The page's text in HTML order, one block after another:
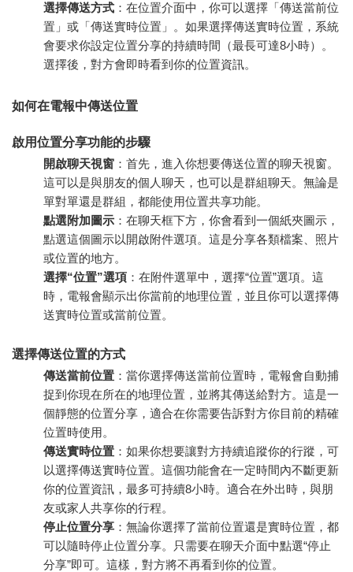
選擇傳送方式 ：在位置介面中，你可以選擇「傳送當前位
置」或「傳送實時位置」。如果選擇傳送實時位置，系統
會要求你設定位置分享的持續時間（最長可達8小時）。
選擇後，對方會即時看到你的位置資訊。
如何在電報中傳送位置
啟用位置分享功能的步驟
開啟聊天視窗 ：首先，進入你想要傳送位置的聊天視窗。
這可以是與朋友的個人聊天，也可以是群組聊天。無論是
單對單還是群組，都能使用位置共享功能。
點選附加圖示 ：在聊天框下方，你會看到一個紙夾圖示，
點選這個圖示以開啟附件選項。這是分享各類檔案、照片
或位置的地方。
選擇“位置”選項 ：在附件選單中，選擇“位置”選項。這
時，電報會顯示出你當前的地理位置，並且你可以選擇傳
送實時位置或當前位置。
選擇傳送位置的方式
傳送當前位置 ：當你選擇傳送當前位置時，電報會自動捕
捉到你現在所在的地理位置，並將其傳送給對方。這是一
個靜態的位置分享，適合在你需要告訴對方你目前的精確
位置時使用。
傳送實時位置 ：如果你想要讓對方持續追蹤你的行蹤，可
以選擇傳送實時位置。這個功能會在一定時間內不斷更新
你的位置資訊，最多可持續8小時。適合在外出時，與朋
友或家人共享你的行程。
停止位置分享 ：無論你選擇了當前位置還是實時位置，都
可以隨時停止位置分享。只需要在聊天介面中點選“停止
分享”即可。這樣，對方將不再看到你的位置。